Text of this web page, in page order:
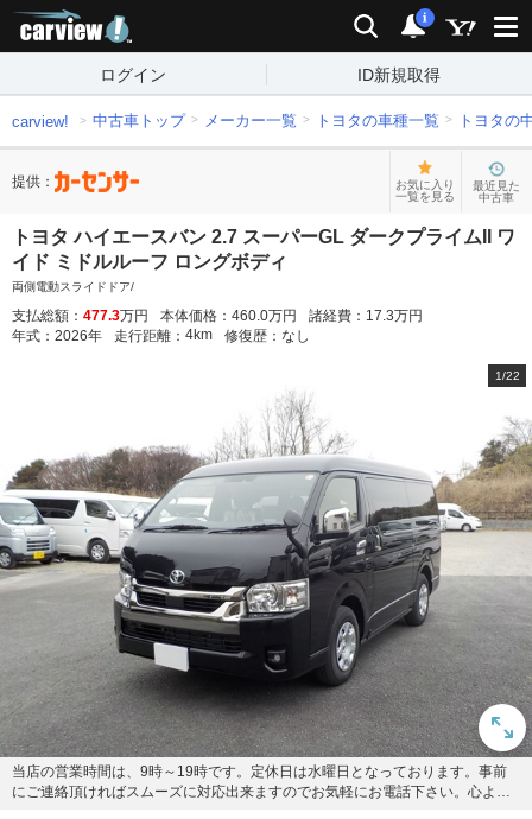
検索 通知
i
ログイン ID新規取得
carview! 中古車トップ メーカー一覧 トヨタの車種一覧 トヨタの
提供：
お気に入り
一覧を見る
最近見た
中古車
トヨタ ハイエースバン 2.7 スーパーGL ダークプライムII ワ
イド ミドルルーフ ロングボディ
両側電動スライドドア/
支払総額： 477.3万円 本体価格： 460.0万円 諸経費： 17.3万円
年式： 2026年 走行距離： 4km 修復歴： なし
1/22
当店の営業時間は、9時～19時です。定休日は水曜日となっております。事前
にご連絡頂ければスムーズに対応出来ますのでお気軽にお電話下さい。心より